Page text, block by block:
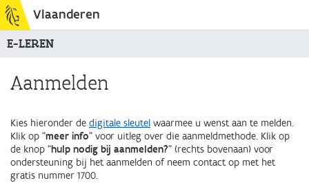
Vlaanderen
E-LEREN
Aanmelden
Kies hieronder de digitale sleutel waarmee u wenst aan te melden.
Klik op "meer info" voor uitleg over die aanmeldmethode. Klik op
de knop "hulp nodig bij aanmelden?" (rechts bovenaan) voor
ondersteuning bij het aanmelden of neem contact op met het
gratis nummer 1700.